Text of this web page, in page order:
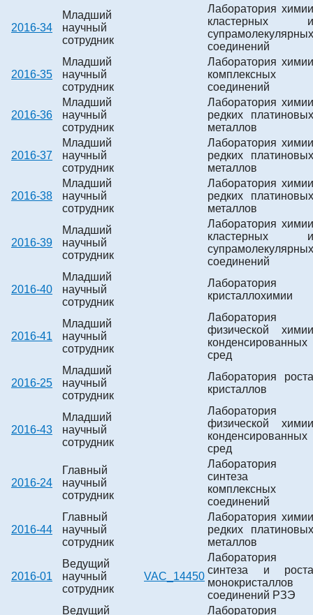
2016-34
Младший
научный
сотрудник
Лаборатория химии
кластерных и
супрамолекулярных
соединений
2016-35
Младший
научный
сотрудник
Лаборатория химии
комплексных
соединений
2016-36
Младший
научный
сотрудник
Лаборатория химии
редких платиновых
металлов
2016-37
Младший
научный
сотрудник
Лаборатория химии
редких платиновых
металлов
2016-38
Младший
научный
сотрудник
Лаборатория химии
редких платиновых
металлов
2016-39
Младший
научный
сотрудник
Лаборатория химии
кластерных и
супрамолекулярных
соединений
2016-40
Младший
научный
сотрудник
Лаборатория
кристаллохимии
2016-41
Младший
научный
сотрудник
Лаборатория
физической химии
конденсированных
сред
2016-25
Младший
научный
сотрудник
Лаборатория роста
кристаллов
2016-43
Младший
научный
сотрудник
Лаборатория
физической химии
конденсированных
сред
2016-24
Главный
научный
сотрудник
Лаборатория
синтеза
комплексных
соединений
2016-44
Главный
научный
сотрудник
Лаборатория химии
редких платиновых
металлов
2016-01
Ведущий
научный
сотрудник
VAC_14450
Лаборатория
синтеза и роста
монокристаллов
соединений РЗЭ
Ведущий
Лаборатория